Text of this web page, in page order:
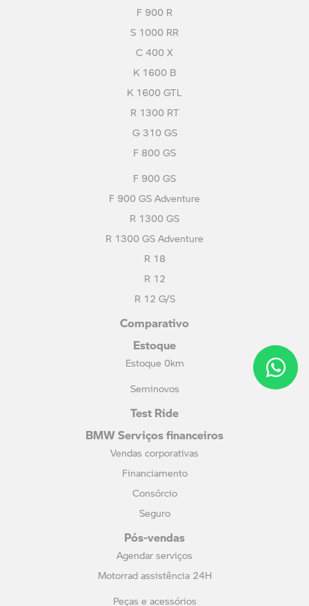
F 900 R
S 1000 RR
C 400 X
K 1600 B
K 1600 GTL
R 1300 RT
G 310 GS
F 800 GS
F 900 GS
F 900 GS Adventure
R 1300 GS
R 1300 GS Adventure
R 18
R 12
R 12 G/S
Comparativo
Estoque
Estoque 0km
Seminovos
Test Ride
BMW Serviços financeiros
Vendas corporativas
Financiamento
Consórcio
Seguro
Pós-vendas
Agendar serviços
Motorrad assistência 24H
Peças e acessórios